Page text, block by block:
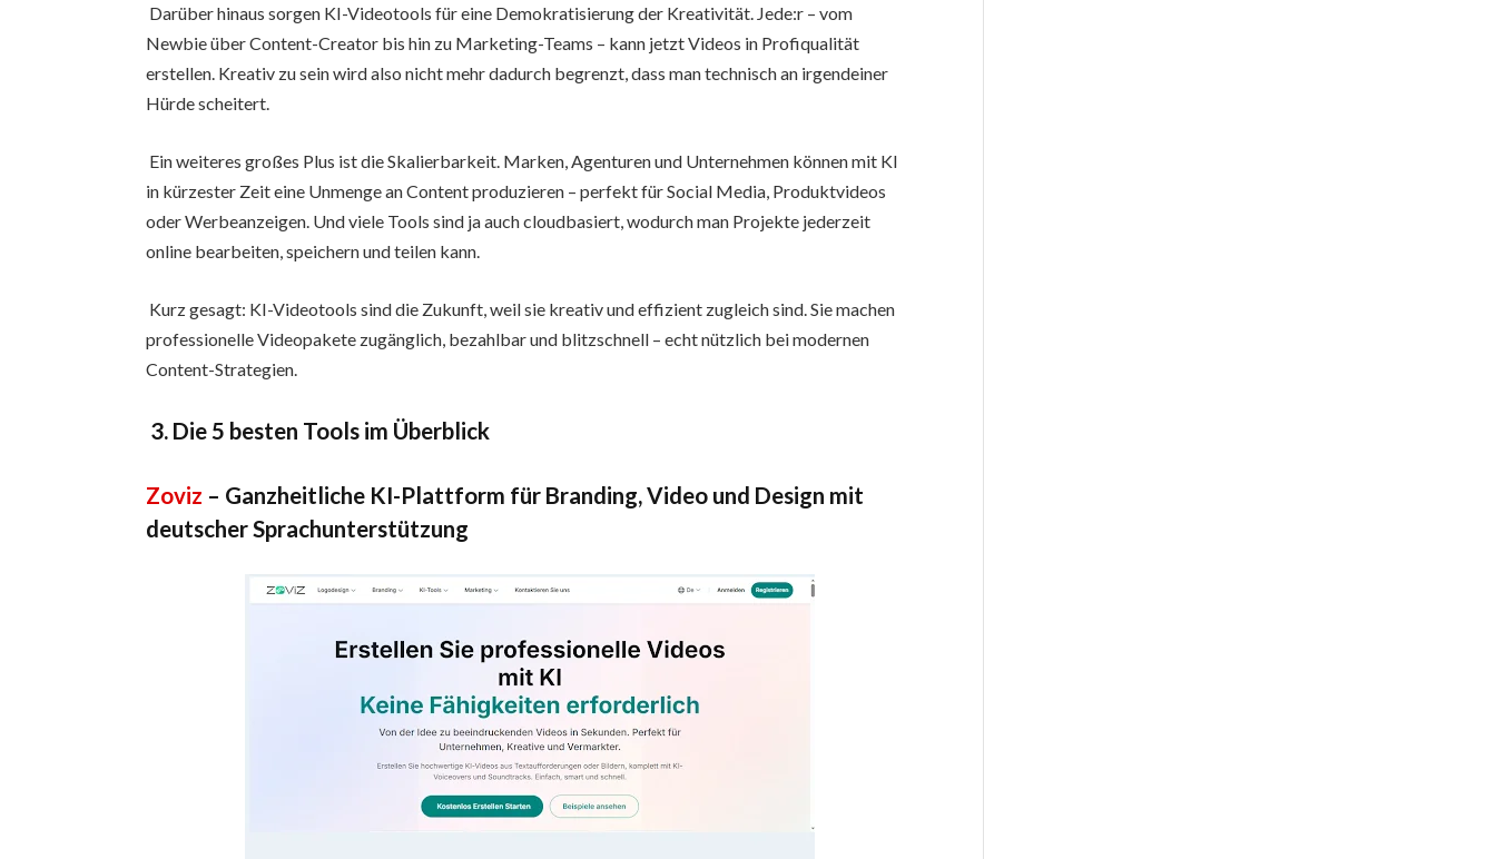
Darüber hinaus sorgen KI-Videotools für eine Demokratisierung der Kreativität. Jede:r – vom
Newbie über Content-Creator bis hin zu Marketing-Teams – kann jetzt Videos in Profiqualität
erstellen. Kreativ zu sein wird also nicht mehr dadurch begrenzt, dass man technisch an irgendeiner
Hürde scheitert.
Ein weiteres großes Plus ist die Skalierbarkeit. Marken, Agenturen und Unternehmen können mit KI
in kürzester Zeit eine Unmenge an Content produzieren – perfekt für Social Media, Produktvideos
oder Werbeanzeigen. Und viele Tools sind ja auch cloudbasiert, wodurch man Projekte jederzeit
online bearbeiten, speichern und teilen kann.
Kurz gesagt: KI-Videotools sind die Zukunft, weil sie kreativ und effizient zugleich sind. Sie machen
professionelle Videopakete zugänglich, bezahlbar und blitzschnell – echt nützlich bei modernen
Content-Strategien.
3. Die 5 besten Tools im Überblick
Zoviz – Ganzheitliche KI-Plattform für Branding, Video und Design mit
deutscher Sprachunterstützung